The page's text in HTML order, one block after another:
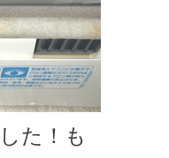
た！も